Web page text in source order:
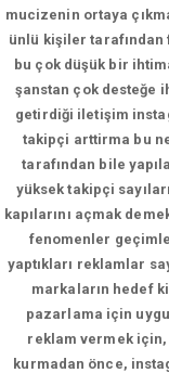
mucizenin ortaya
ünlü kişiler
bu çok düşük bir
şanstan çok desteğe
getirdiği iletişim
takipçi arttirma bu
tarafından bile
yüksek takipçi
kapılarını açmak
fenomenler
yaptıkları reklamlar
markaların hedef
pazarlama için
reklam vermek
kurmadan önce,